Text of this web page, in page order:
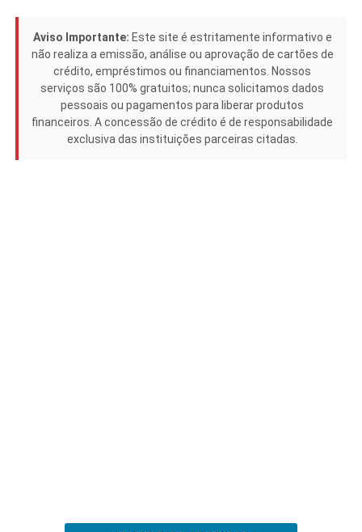
Aviso Importante: Este site é estritamente informativo e
não realiza a emissão, análise ou aprovação de cartões de
crédito, empréstimos ou financiamentos. Nossos
serviços são 100% gratuitos; nunca solicitamos dados
pessoais ou pagamentos para liberar produtos
financeiros. A concessão de crédito é de responsabilidade
exclusiva das instituições parceiras citadas.